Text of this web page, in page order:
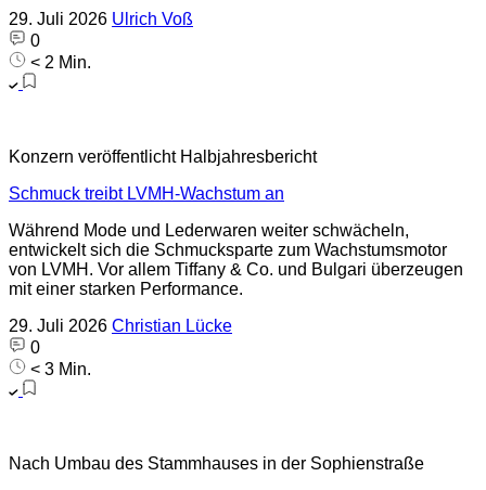
29. Juli 2026 Ulrich Voß
0
< 2 Min.
Konzern veröffentlicht Halbjahresbericht
Schmuck treibt LVMH-Wachstum an
Während Mode und Lederwaren weiter schwächeln,
entwickelt sich die Schmucksparte zum Wachstumsmotor
von LVMH. Vor allem Tiffany & Co. und Bulgari überzeugen
mit einer starken Performance.
29. Juli 2026 Christian Lücke
0
< 3 Min.
Nach Umbau des Stammhauses in der Sophienstraße